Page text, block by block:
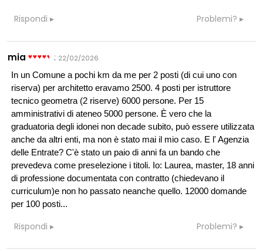
Rispondi Problemi?
mia : 22/02/2026
In un Comune a pochi km da me per 2 posti (di cui uno con
riserva) per architetto eravamo 2500. 4 posti per istruttore
tecnico geometra (2 riserve) 6000 persone. Per 15
amministrativi di ateneo 5000 persone. È vero che la
graduatoria degli idonei non decade subito, può essere utilizzata
anche da altri enti, ma non è stato mai il mio caso. E l' Agenzia
delle Entrate? C'è stato un paio di anni fa un bando che
prevedeva come preselezione i titoli. Io: Laurea, master, 18 anni
di professione documentata con contratto (chiedevano il
curriculum)e non ho passato neanche quello. 12000 domande
per 100 posti...
Rispondi Problemi?